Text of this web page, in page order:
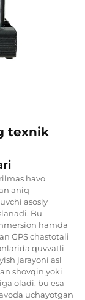
texnik
havo
aniq
asosiy
Bu
hamda
GPS chastotali
quvvatli
jarayoni asl
shovqin yoki
oladi, bu esa
uchayotgan